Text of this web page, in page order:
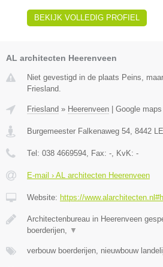
BEKIJK VOLLEDIG PROFIEL
AL architecten Heerenveen
Niet gevestigd in de plaats Peins,
Friesland.
Friesland » Heerenveen Google maps
Burgemeester Falkenaweg 54, 8442 LE
Tel: 038 4669594, Fax: -, KvK: -
E-mail › AL architecten Heerenveen
Website: https://
Architectenbureau in Heerenveen
boerderijen, ▼
verbouw boerderijen, nieuwbouw